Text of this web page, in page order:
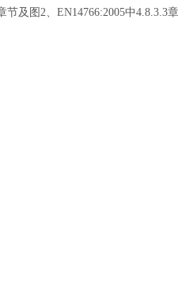
节及图2、EN14766:2005中4.8.3.3